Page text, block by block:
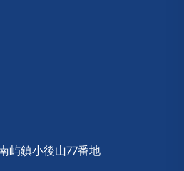
屿鎮小後山77番地